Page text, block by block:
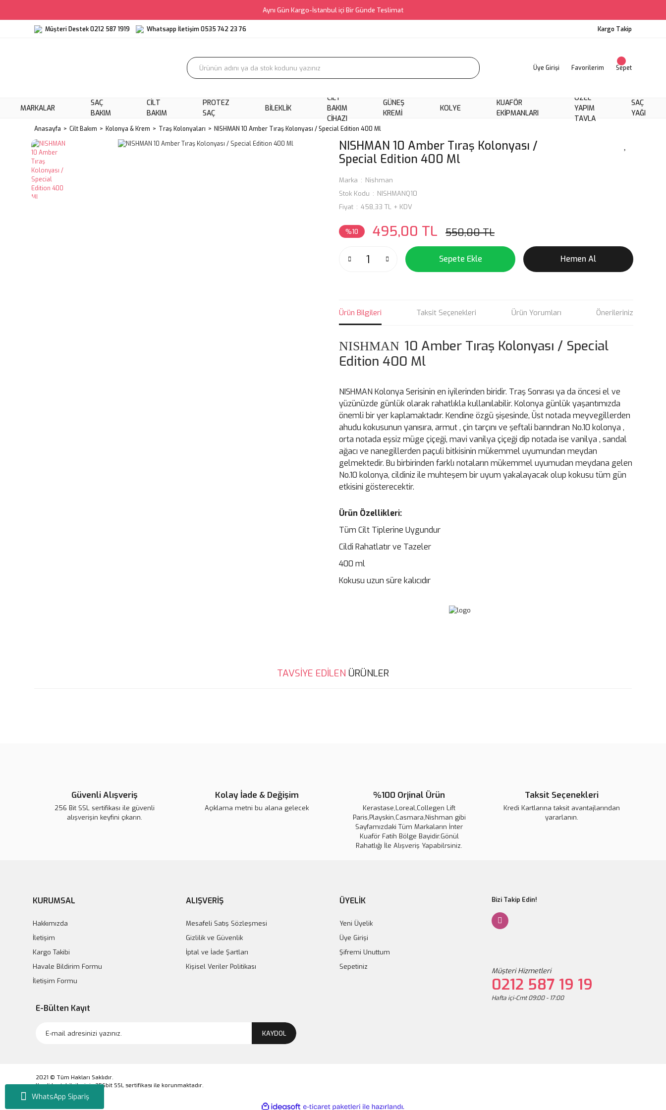
Aynı Gün Kargo-İstanbul içi Bir Günde Teslimat
WhatsApp Sipariş
Müşteri Destek 0212 587 1919 Whatsapp İletişim 0535 742 23 76 Kargo Takip
Üye Girişi Favorilerim Sepet
MARKALAR
SAÇ
BAKIM
CILT
BAKIM
PROTEZ
SAÇ
BILEKLIK
CILT
BAKIM
CIHAZI
GÜNEŞ
KREMI
KOLYE
KUAFÖR
EKIPMANLARI
ÖZEL
YAPIM
TAVLA
SAÇ
YAĞI
Anasayfa Cilt Bakım Kolonya & Krem Traş Kolonyaları NISHMAN 10 Amber Tıraş Kolonyası / Special Edition 400 Ml
NISHMAN 10 Amber Tıraş Kolonyası /
Special Edition 400 Ml
Marka
Nishman
Stok Kodu
NISHMANQ10
Fiyat
458,33 TL + KDV
%10 495,00 TL 550,00 TL
Sepete Ekle Hemen Al
Ürün Bilgileri Taksit Seçenekleri Ürün Yorumları Önerileriniz
NISHMAN 10 Amber Tıraş Kolonyası / Special
Edition 400 Ml
NISHMAN Kolonya Serisinin en iyilerinden biridir. Traş Sonrası ya da öncesi el ve
yüzünüzde günlük olarak rahatlıkla kullanılabilir. Kolonya günlük yaşantımızda
önemli bir yer kaplamaktadır. Kendine özgü şişesinde, Üst notada meyvegillerden
ahudu kokusunun yanısıra, armut , çin tarçını ve şeftali barındıran No.10 kolonya ,
orta notada eşsiz müge çiçeği, mavi vanilya çiçeği dip notada ise vanilya , sandal
ağacı ve nanegillerden paçuli bitkisinin mükemmel uyumundan meydan
gelmektedir. Bu birbirinden farklı notaların mükemmel uyumudan meydana gelen
No.10 kolonya, cildiniz ile muhteşem bir uyum yakalayacak olup kokusu tüm gün
etkisini gösterecektir.
Ürün Özellikleri:
Tüm Cilt Tiplerine Uygundur
Cildi Rahatlatır ve Tazeler
400 ml
Kokusu uzun süre kalıcıdır
Bu ürünün fiyat bilgisi, resim, ürün açıklamalarında ve diğer konularda yetersiz gördüğünüz
noktaları öneri formunu kullanarak tarafımıza iletebilirsiniz.
TAVSİYE EDİLEN ÜRÜNLER
Güvenli Alışveriş
256 Bit SSL sertifikası ile güvenli
alışverişin keyfini çıkarın.
Kolay İade & Değişim
Açıklama metni bu alana gelecek
%100 Orjinal Ürün
Kerastase,Loreal,Collegen Lift
Paris,Playskin,Casmara,Nishman gibi
Sayfamızdaki Tüm Markaların İnter
Kuaför Fatih Bölge Bayidir.Gönül
Rahatlığı İle Alışveriş Yapabilrsiniz.
Taksit Seçenekleri
Kredi Kartlarına taksit avantajlarından
yararlanın.
KURUMSAL
Hakkımızda
İletişim
Kargo Takibi
Havale Bildirim Formu
İletişim Formu
ALIŞVERİŞ
Mesafeli Satış Sözleşmesi
Gizlilik ve Güvenlik
İptal ve İade Şartları
Kişisel Veriler Politikası
ÜYELİK
Yeni Üyelik
Üye Girişi
Şifremi Unuttum
Sepetiniz
Bizi Takip Edin!
Müşteri Hizmetleri
0212 587 19 19
Hafta içi-Cmt 09:00 - 17:00
E-Bülten Kayıt
KAYDOL
2021 © Tüm Hakları Saklıdır.
Kredi kartı bilgileriniz 256bit SSL sertifikası ile korunmaktadır.
ideasoft e-